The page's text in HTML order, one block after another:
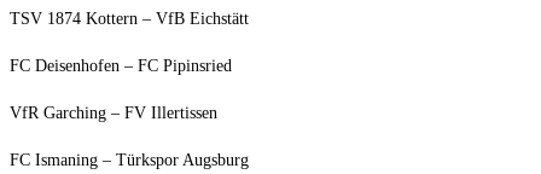
TSV 1874 Kot­tern – VfB Eichstätt
FC Dei­sen­ho­fen – FC Pipinsried
VfR Gar­ching – FV Illertissen
FC Isma­ning – Türks­por Augsburg